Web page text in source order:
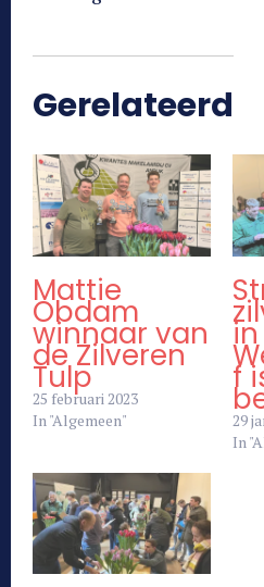
Gerelateerd
Mattie
Obdam
winnaar van
de Zilveren
Tulp
25 februari 2023
In "Algemeen"
in
f
29
In